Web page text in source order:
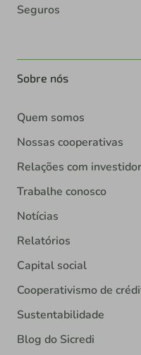
Seguros
Sobre nós
Quem somos
Nossas cooperativas
Relações com
Trabalhe conosco
Notícias
Relatórios
Capital social
Cooperativismo de
Sustentabilidade
Blog do Sicredi